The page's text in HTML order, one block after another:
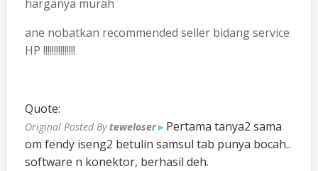
harganya murah
ane nobatkan recommended seller bidang service
HP !!!!!!!!!!!!!!!
Quote:
Original Posted Byteweloser► Pertama tanya2 sama
om fendy iseng2 betulin samsul tab punya bocah..
software n konektor, berhasil deh.